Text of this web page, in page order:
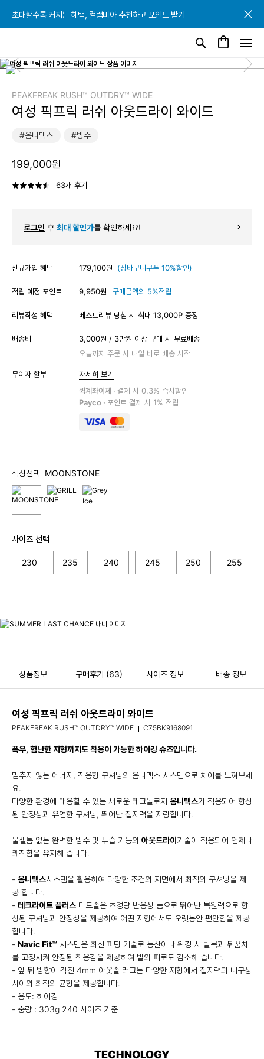
초대할수록 커지는 혜택, 컬럼비아 추천하고 포인트 받기
초대할수록 커지는 혜택, 컬럼비아 추천하고 포인트 받기
초대할수록 커지는 혜택, 컬럼비아 추천하고 포인트 받기
PEAKFREAK RUSH™ OUTDRY™ WIDE
여성 픽프릭 러쉬 아웃드라이 와이드
#옴니맥스 #방수
199,000원
63개 후기
로그인 후 최대 할인가를 확인하세요!
신규가입 혜택 179,100원 (장바구니쿠폰 10%할인)
적립 예정 포인트 9,950원 구매금액의 5%적립
리뷰작성 혜택 베스트리뷰 당첨 시 최대 13,000P 증정
배송비
3,000원 / 3만원 이상 구매 시 무료배송
오늘까지 주문 시 내일 바로 배송 시작
무이자 할부
자세히 보기
퀵계좌이체 · 결제 시 0.3% 즉시할인
Payco · 포인트 결제 시 1% 적립
색상선택 MOONSTONE
사이즈 선택
230 235 240 245 250 255
상품정보 구매후기 (63) 사이즈 정보 배송 정보
여성 픽프릭 러쉬 아웃드라이 와이드
PEAKFREAK RUSH™ OUTDRY™ WIDE C75BK9168091
폭우, 험난한 지형까지도 착용이 가능한 하이킹 슈즈입니다.
멈추지 않는 에너지, 적응형 쿠셔닝의 옴니맥스 시스템으로 차이를 느껴보세
요.
다양한 환경에 대응할 수 있는 새로운 테크놀로지 옴니맥스가 적용되어 향상
된 안정성과 유연한 쿠셔닝, 뛰어난 접지력을 자랑합니다.
물샐틈 없는 완벽한 방수 및 투습 기능의 아웃드라이 기술이 적용되어 언제나
쾌적함을 유지해 줍니다.
- 옴니맥스시스템을 활용하여 다양한 조건의 지면에서 최적의 쿠셔닝을 제
공 합니다.
- 테크라이트 플러스 미드솔은 초경량 반응성 폼으로 뛰어난 복원력으로 향
상된 쿠셔닝과 안정성을 제공하여 어떤 지형에서도 오랫동안 편안함을 제공
합니다.
- Navic Fit™ 시스템은 최신 피팅 기술로 등산이나 워킹 시 발목과 뒤꿈치
를 고정시켜 안정된 착용감을 제공하여 발의 피로도 감소해 줍니다.
- 앞 뒤 방향이 각진 4mm 아웃솔 러그는 다양한 지형에서 접지력과 내구성
사이의 최적의 균형을 제공합니다.
- 용도: 하이킹
- 중량 : 303g 240 사이즈 기준
TECHNOLOGY